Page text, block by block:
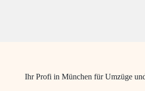
Ihr Profi in München für Umzüge